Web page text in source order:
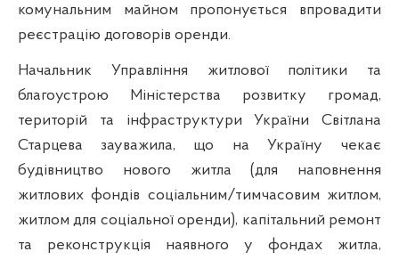
комунальним майном пропонується впровадити
реєстрацію договорів оренди.
Начальник Управління житлової політики та
благоустрою
Міністерства розвитку громад,
територій та інфраструктури України Світлана
Старцева зауважила, що на Україну чекає
будівництво нового житла (для наповнення
житлових фондів соціальним/тимчасовим житлом,
житлом для соціальної оренди), капітальний ремонт
та реконструкція наявного у фондах житла,